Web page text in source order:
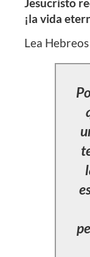
¡la vida
Lea